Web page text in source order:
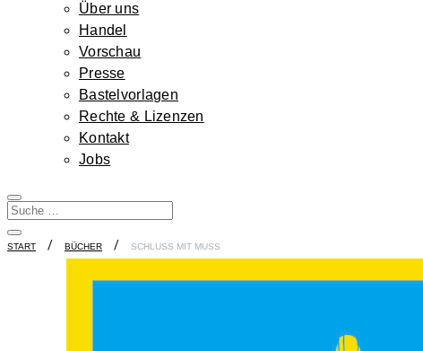
Über uns
Handel
Vorschau
Presse
Bastelvorlagen
Rechte & Lizenzen
Kontakt
Jobs
START BÜCHER SCHLUSS MIT MUSS